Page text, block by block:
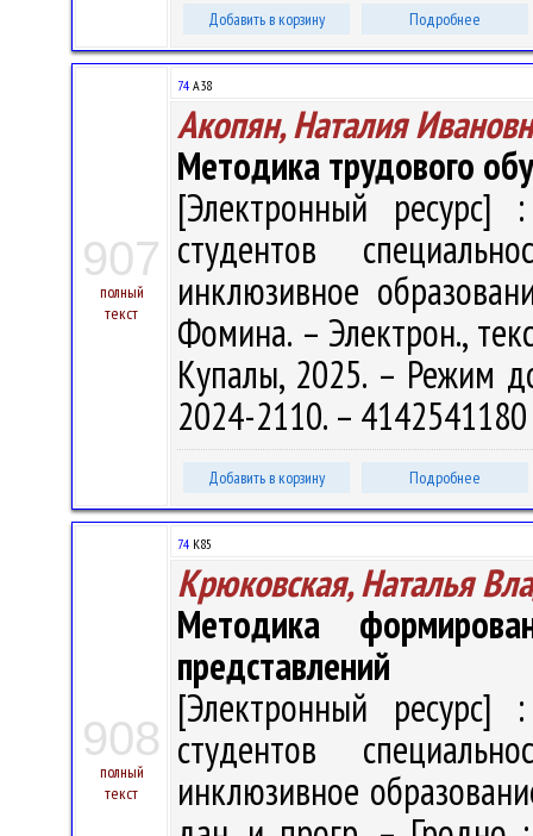
Добавить в корзину Подробнее
907
полный
текст
74 А38
Акопян, Наталия
Методика трудового
[Электронный ресурс]
студентов
инклюзивное
Фомина. – Электрон.,
Купалы, 2025. – Режим
2024-2110. –
Добавить в корзину Подробнее
908
полный
текст
74 К85
Крюковская, Наталья
Методика
представлений
[Электронный ресурс]
студентов
инклюзивное